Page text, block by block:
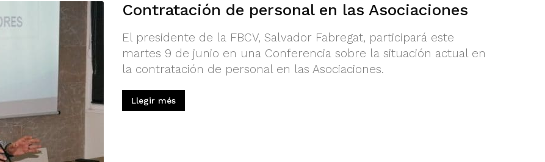
Contratación de personal en las Asociaciones
El presidente de la FBCV, Salvador Fabregat, participará este
martes 9 de junio en una Conferencia sobre la situación actual en
la contratación de personal en las Asociaciones.
Llegir més